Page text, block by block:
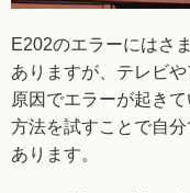
E202のエラーにはさ
ありますが、 テレビ
原因でエラーが起き
方法を試すことで自分
あります。